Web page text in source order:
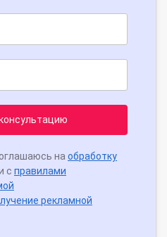
на обработку
с правилами
рекламной